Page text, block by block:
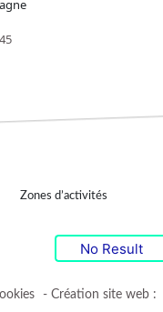
Zones d’activités
No Result
- Création site web :